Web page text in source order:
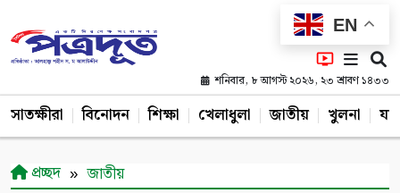
EN
শনিবার, ৮ আগস্ট ২০২৬, ২৩ শ্রাবণ ১৪৩৩
সাতক্ষীরা বিনোদন শিক্ষা খেলাধুলা জাতীয় খুলনা
প্রচ্ছদ জাতীয়